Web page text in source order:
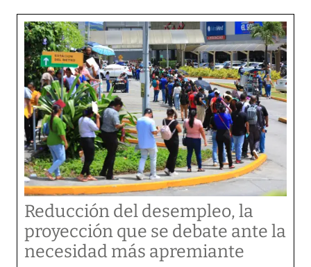
Reducción del desempleo, la
proyección que se debate ante la
necesidad más apremiante